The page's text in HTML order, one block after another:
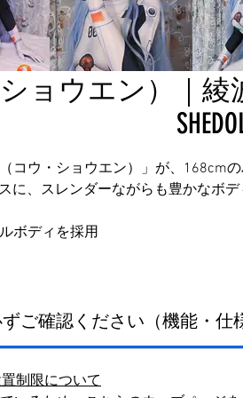
ョウエン）｜綾
コウ・ショウエン）」が、168cm
に、スレンダーながらも豊かなボ
ボディを採用
ご確認ください（機能・仕
制限について